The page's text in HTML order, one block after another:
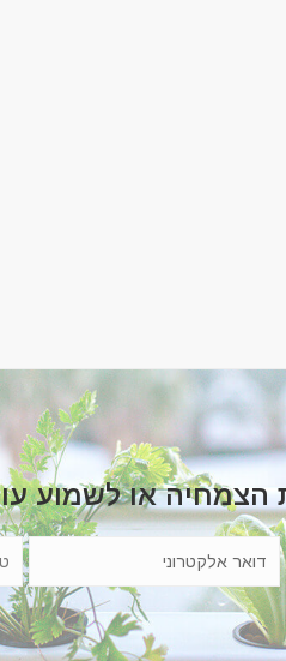
הצמחיה או לשמוע